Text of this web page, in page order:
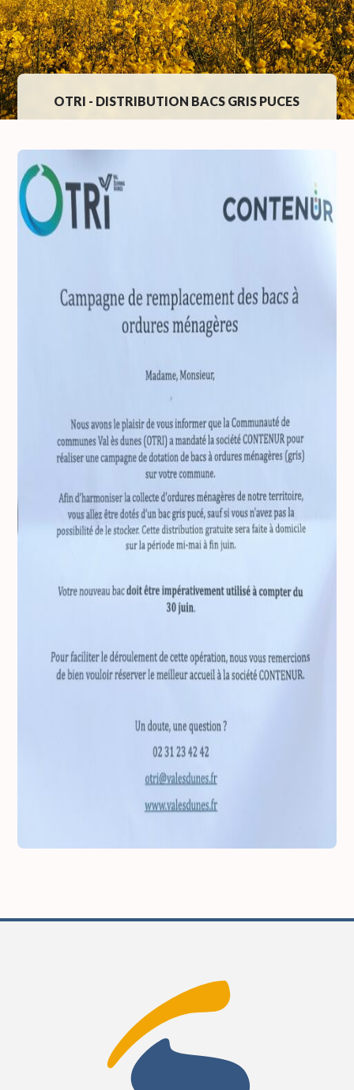
OTRI - DISTRIBUTION BACS GRIS PUCES